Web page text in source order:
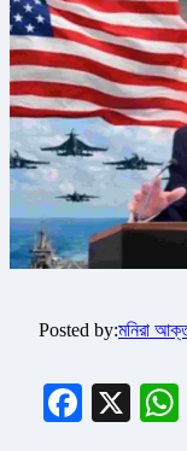
Posted by:মনিরা
X